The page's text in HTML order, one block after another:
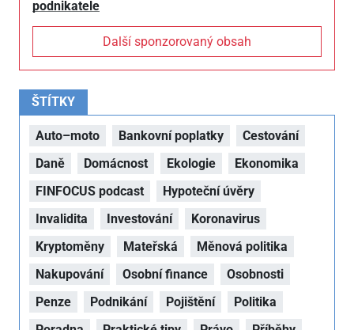
podnikatele
Další sponzorovaný obsah
ŠTÍTKY
Auto–moto Bankovní poplatky
Cestování
Daně
Domácnost Ekologie
Ekonomika
FINFOCUS podcast
Hypoteční úvěry
Invalidita
Investování
Koronavirus
Kryptoměny
Mateřská
Měnová politika
Nakupování
Osobní finance
Osobnosti
Penze
Podnikání Pojištění
Politika